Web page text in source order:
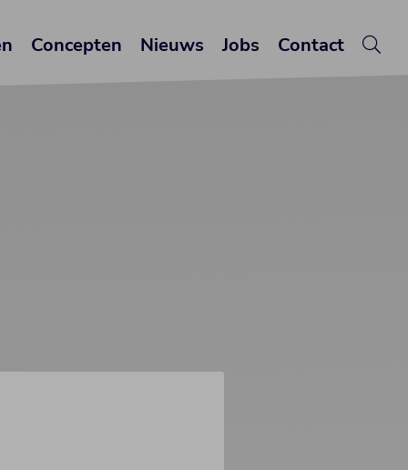
Concepten Nieuws Jobs Contact